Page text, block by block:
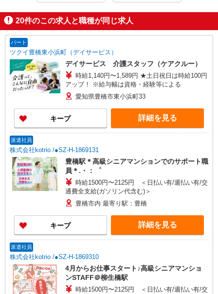
20件のこの求人と職種が同じ求人
パート
ツクイ豊橋東小浜町（デイサービス）
デイサービス 介護スタッフ（ケアクルー）
時給1,140円〜1,589円 ★土日祝日は時給100円
アップ！ ※給与幅は資格・経験等による
愛知県豊橋市東小浜町33
キープ 詳細を見る
派遣社員
株式会社kotrio /●SZ-H-1869131
豊橋駅＊高級シニアマンションでのサポート職
員＊.・：゜
時給1500円〜2125円 ＜日払い有/週払い有/交
通費全支給(ガソリン代含む)＞
豊橋市内 最寄り駅：豊橋
キープ 詳細を見る
派遣社員
株式会社kotrio /●SZ-H-1869310
4月からお仕事スタート♪高級シニアマンショ
ンSTAFF＠柳生橋駅
時給1500円〜2125円 ＜日払い有/週払い有/交